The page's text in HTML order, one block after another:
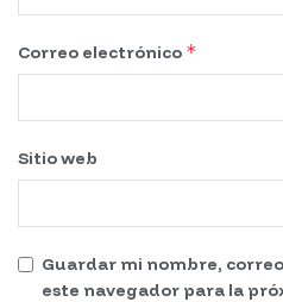
Correo electrónico *
Sitio web
Guardar mi nombre,
este navegador para la